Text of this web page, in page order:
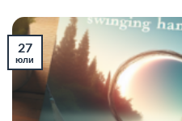
27
юли